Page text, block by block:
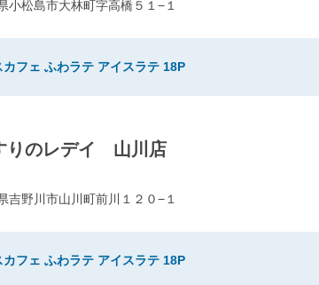
小松島市大林町字高橋５１−１
カフェ ふわラテ アイスラテ 18P
りのレデイ 山川店
吉野川市山川町前川１２０−１
カフェ ふわラテ アイスラテ 18P